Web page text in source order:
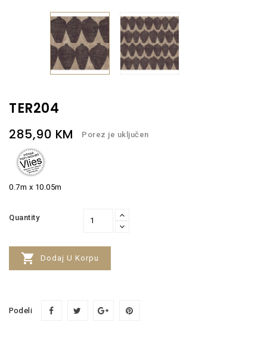
TER204
285,90 KM Porez je uključen
0.7m x 10.05m
Quantity
 Dodaj U Korpu
Podeli